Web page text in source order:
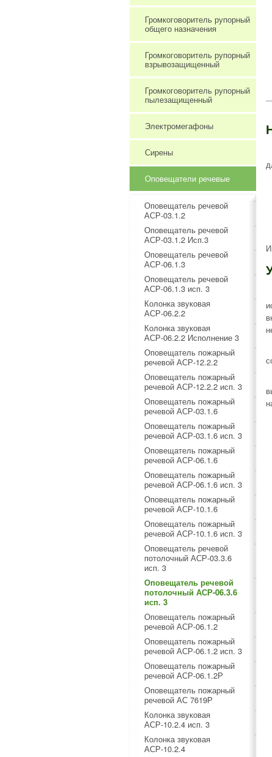
Громкоговоритель рупорный
общего назначения
Громкоговоритель рупорный
взрывозащищенный
Громкоговоритель рупорный
пылезащищенный
Электромегафоны
Сирены
Оповещатели речевые
Оповещатель речевой
АСР-03.1.2
Оповещатель речевой
АСР-03.1.2 Исп.3
Оповещатель речевой
АСР-06.1.3
Оповещатель речевой
АСР-06.1.3 исп. 3
Колонка звуковая
АСР-06.2.2
Колонка звуковая
АСР-06.2.2 Исполнение 3
Оповещатель пожарный
речевой АСР-12.2.2
Оповещатель пожарный
речевой АСР-12.2.2 исп. 3
Оповещатель пожарный
речевой АСР-03.1.6
Оповещатель пожарный
речевой АСР-03.1.6 исп. 3
Оповещатель пожарный
речевой АСР-06.1.6
Оповещатель пожарный
речевой АСР-06.1.6 исп. 3
Оповещатель пожарный
речевой АСР-10.1.6
Оповещатель пожарный
речевой АСР-10.1.6 исп. 3
Оповещатель речевой
потолочный АСР-03.3.6
исп. 3
Оповещатель речевой
потолочный АСР-06.3.6
исп. 3
Оповещатель пожарный
речевой АСР-06.1.2
Оповещатель пожарный
речевой АСР-06.1.2 исп. 3
Оповещатель пожарный
речевой АСР-06.1.2Р
Оповещатель пожарный
речевой АС 7619Р
Колонка звуковая
АСР-10.2.4 исп. 3
Колонка звуковая
АСР-10.2.4